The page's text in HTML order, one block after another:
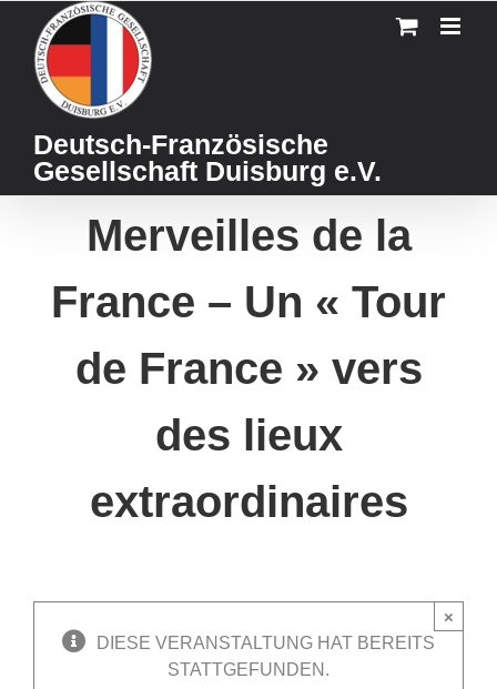
content
Deutsch-Französische
Gesellschaft Duisburg e.V.
Merveilles de la
France – Un « Tour
de France » vers
des lieux
extraordinaires
DIESE VERANSTALTUNG HAT BEREITS
STATTGEFUNDEN.
×